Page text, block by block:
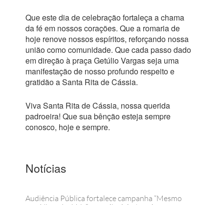
Que este dia de celebração fortaleça a chama
da fé em nossos corações. Que a romaria de
hoje renove nossos espíritos, reforçando nossa
união como comunidade. Que cada passo dado
em direção à praça Getúlio Vargas seja uma
manifestação de nosso profundo respeito e
gratidão a Santa Rita de Cássia.
Viva Santa Rita de Cássia, nossa querida
padroeira! Que sua bênção esteja sempre
conosco, hoje e sempre.
Notícias
Audiência Pública fortalece campanha “Mesmo